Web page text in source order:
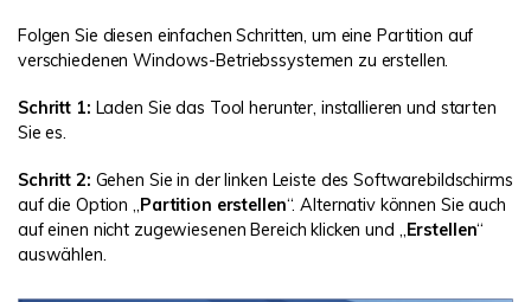
Folgen Sie diesen einfachen Schritten, um eine Partition auf
verschiedenen Windows-Betriebssystemen zu erstellen.
Schritt 1: Laden Sie das Tool herunter, installieren und starten
Sie es.
Schritt 2: Gehen Sie in der linken Leiste des Softwarebildschirms
auf die Option „Partition erstellen“. Alternativ können Sie auch
auf einen nicht zugewiesenen Bereich klicken und „Erstellen“
auswählen.